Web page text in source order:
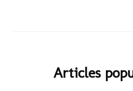
Articles